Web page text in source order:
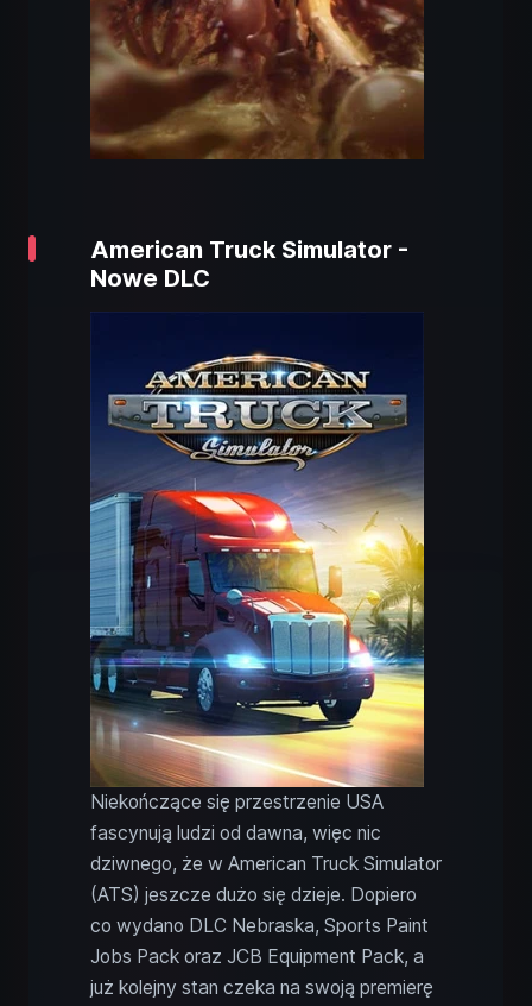
American Truck Simulator -
Nowe DLC
Niekończące się przestrzenie USA
fascynują ludzi od dawna, więc nic
dziwnego, że w American Truck Simulator
(ATS) jeszcze dużo się dzieje. Dopiero
co wydano DLC Nebraska, Sports Paint
Jobs Pack oraz JCB Equipment Pack, a
już kolejny stan czeka na swoją premierę